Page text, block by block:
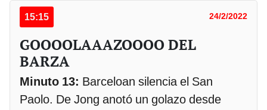
15:15 24/2/2022
GOOOOLAAAZOOOO DEL
BARZA
Minuto 13: Barceloan silencia el San
Paolo. De Jong anotó un golazo desde